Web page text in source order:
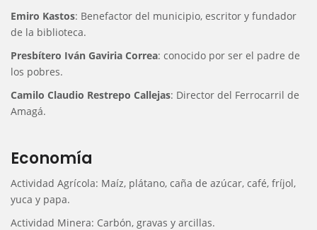
Emiro Kastos: Benefactor del municipio, escritor y fundador
de la biblioteca.
Presbítero Iván Gaviria Correa: conocido por ser el padre de
los pobres.
Camilo Claudio Restrepo Callejas: Director del Ferrocarril de
Amagá.
Economía
Actividad Agrícola: Maíz, plátano, caña de azúcar, café, fríjol,
yuca y papa.
Actividad Minera: Carbón, gravas y arcillas.